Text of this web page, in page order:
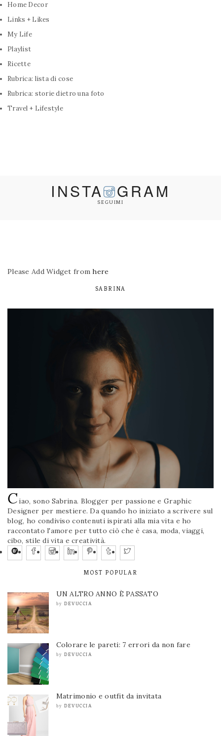
Home Decor
Links + Likes
My Life
Playlist
Ricette
Rubrica: lista di cose
Rubrica: storie dietro una foto
Travel + Lifestyle
INSTA GRAM
SEGUIMI
Please Add Widget fromhere
SABRINA
Ciao, sono Sabrina. Blogger per passione e Graphic
Designer per mestiere. Da quando ho iniziato a scrivere sul
blog, ho condiviso contenuti ispirati alla mia vita e ho
raccontato l'amore per tutto ciò che è casa, moda, viaggi,
cibo, stile di vita e creatività.
MOST POPULAR
UN ALTRO ANNO È PASSATO
by DEVUCCIA
Colorare le pareti: 7 errori da non fare
by DEVUCCIA
Matrimonio e outfit da invitata
by DEVUCCIA